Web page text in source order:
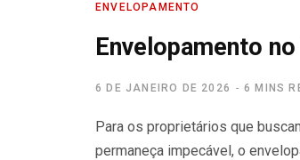
ENVELOPAMENTO
Envelopamento
6 DE JANEIRO DE 2026 6 MINS
Para os proprietários que
permaneça impecável, o